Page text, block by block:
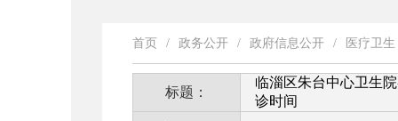
首页 / 政务公开 / 政府信息公开 / 医疗卫生
标题：
临淄区朱台中心卫生
诊时间